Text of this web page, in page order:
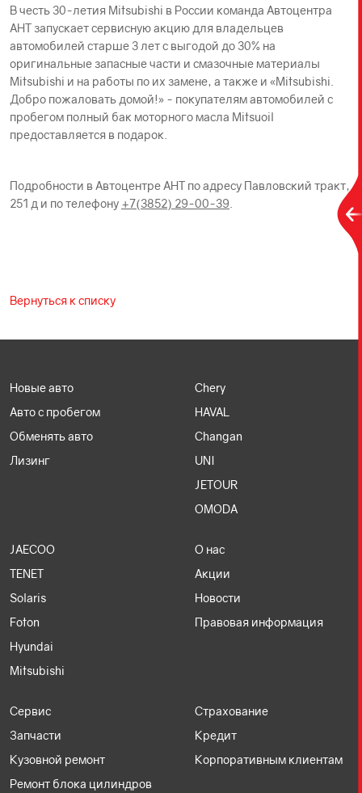
В честь 30-летия Mitsubishi в России команда Автоцентра
АНТ запускает сервисную акцию для владельцев
автомобилей старше 3 лет с выгодой до 30% на
оригинальные запасные части и смазочные материалы
Mitsubishi и на работы по их замене, а также и «Mitsubishi.
Добро пожаловать домой!» - покупателям автомобилей с
пробегом полный бак моторного масла Mitsuoil
предоставляется в подарок.
Подробности в Автоцентре АНТ по адресу Павловский тракт,
251 д и по телефону +7(3852) 29-00-39
Вернуться к списку
Новые авто
Авто с пробегом
Обменять авто
Лизинг
Chery
HAVAL
Changan
UNI
JETOUR
OMODA
JAECOO
TENET
Solaris
Foton
Hyundai
Mitsubishi
О нас
Акции
Новости
Правовая информация
Сервис
Запчасти
Кузовной ремонт
Ремонт блока цилиндров
Страхование
Кредит
Корпоративным клиентам